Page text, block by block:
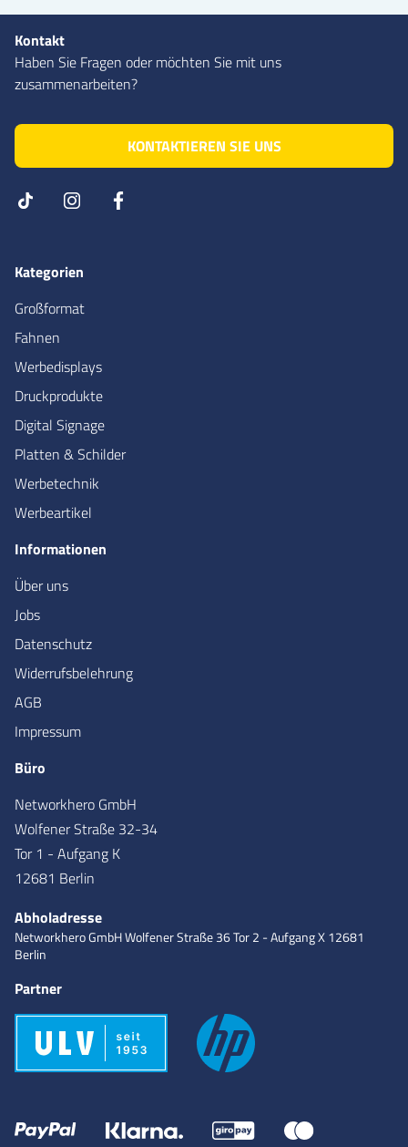
Kontakt
Haben Sie Fragen oder möchten Sie mit uns
zusammenarbeiten?
KONTAKTIEREN SIE UNS
Kategorien
Großformat
Fahnen
Werbedisplays
Druckprodukte
Digital Signage
Platten & Schilder
Werbetechnik
Werbeartikel
Informationen
Über uns
Jobs
Datenschutz
Widerrufsbelehrung
AGB
Impressum
Büro
Networkhero GmbH
Wolfener Straße 32-34
Tor 1 - Aufgang K
12681 Berlin
Abholadresse
Networkhero GmbHWolfener Straße 36Tor 2 - Aufgang X12681
Berlin
Partner